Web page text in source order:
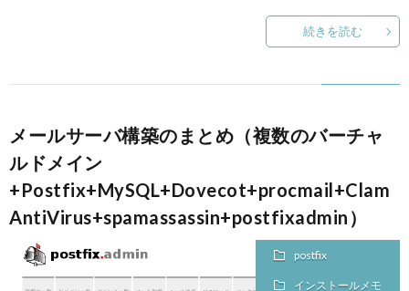
続きを読む
メールサーバ構築のまとめ（複数のバーチャ
ルドメイン
+Postfix+MySQL+Dovecot+procmail+Clam
AntiVirus+spamassassin+postfixadmin）
postfix
インストールメモ